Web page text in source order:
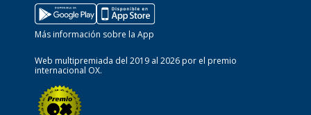
Más información sobre la App
Web multipremiada del 2019 al 2026 por el premio
internacional OX.